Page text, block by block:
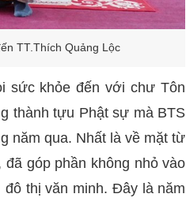
TT.Thích Quảng Lộc
sức khỏe đến với chư Tôn
thành tựu Phật sự mà BTS
năm qua. Nhất là về mặt từ
góp phần không nhỏ vào
thị văn minh. Đây là năm